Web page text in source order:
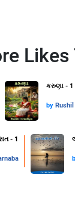
Likes
કરુણા - 1
by
- 1